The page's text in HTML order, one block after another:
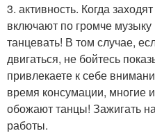
3. активность. Когда
включают по громче музыку
танцевать! В том случае,
двигаться, не бойтесь
привлекаете к себе
время консумации, многие
обожают танцы! Зажигать
работы.